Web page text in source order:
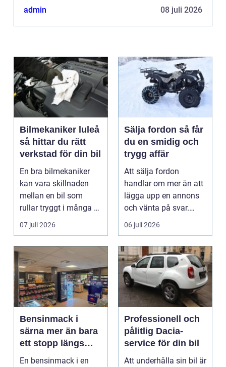
högkvalitativa...
admin 08 juli 2026
Bilmekaniker luleå
så hittar du rätt
verkstad för din bil
En bra bilmekaniker
kan vara skillnaden
mellan en bil som
rullar tryggt i många år
och återkommande ...
07 juli 2026
Sälja fordon så får
du en smidig och
trygg affär
Att sälja fordon
handlar om mer än att
lägga upp en annons
och vänta på svar.
Många vill få en bra
p...
06 juli 2026
Bensinmack i
särna mer än bara
ett stopp längs
vägen
En bensinmack i en
Professionell och
pålitlig Dacia-
service för din bil
Att underhålla sin bil är